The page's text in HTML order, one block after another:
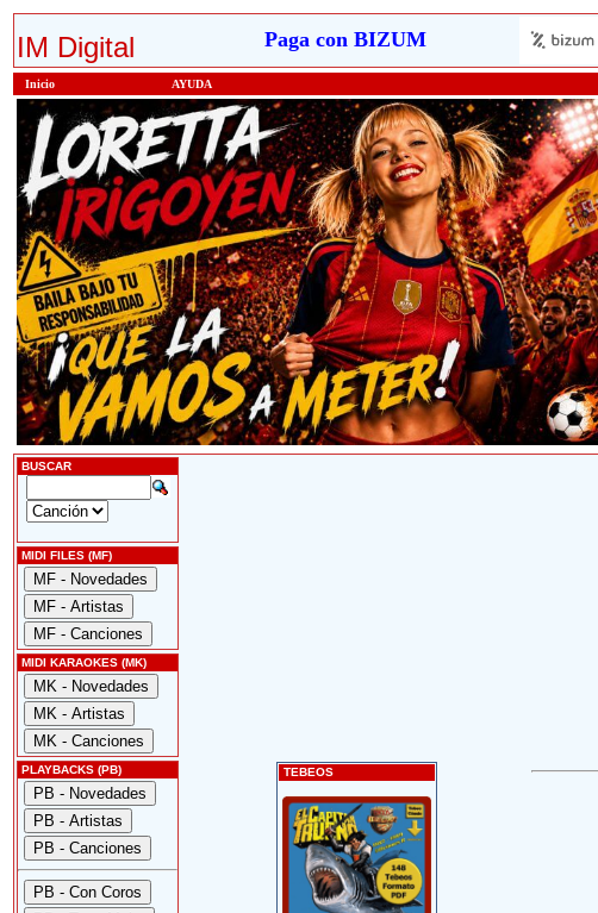
IM Digital Paga con BIZUM
Inicio AYUDA
BUSCAR
MIDI FILES (MF)
MIDI KARAOKES (MK)
PLAYBACKS (PB) TEBEOS